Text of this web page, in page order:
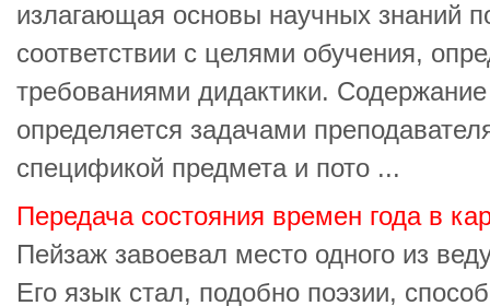
излагающая основы научных знаний
соответствии с целями обучения,
требованиями дидактики.
определяется задачами
спецификой предмета и пото ...
Передача состояния времен года в
Пейзаж завоевал место одного из
Его язык стал, подобно поэзии,